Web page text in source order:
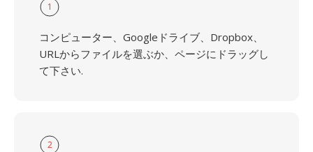
1
コンピューター、Googleドライブ、Dropbox、
URLからファイルを選ぶか、ページにドラッグし
て下さい.
2